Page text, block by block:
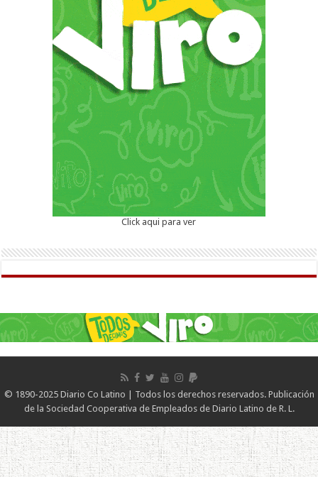
Click aqui para ver
© 1890-2025 Diario Co Latino | Todos los derechos reservados. Publicación
de la Sociedad Cooperativa de Empleados de Diario Latino de R. L.